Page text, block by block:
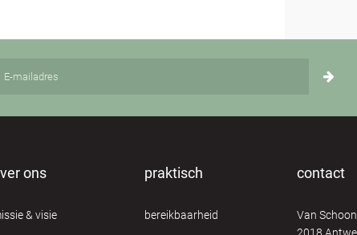
ons
& visie
praktisch
bereikbaarheid
contact
Van